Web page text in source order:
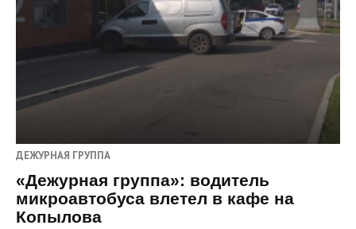
ДЕЖУРНАЯ ГРУППА
«Дежурная группа»: водитель
микроавтобуса влетел в кафе на
Копылова